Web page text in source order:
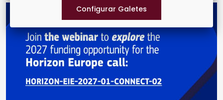
pèrdua de biodiversitat i millorant la gestió dels
recursos naturals.